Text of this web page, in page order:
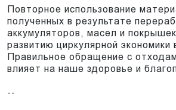
Повторное использование
полученных в результате
аккумуляторов, масел и
развитию циркулярной экономики
Правильное обращение с
влияет на наше здоровье и
--